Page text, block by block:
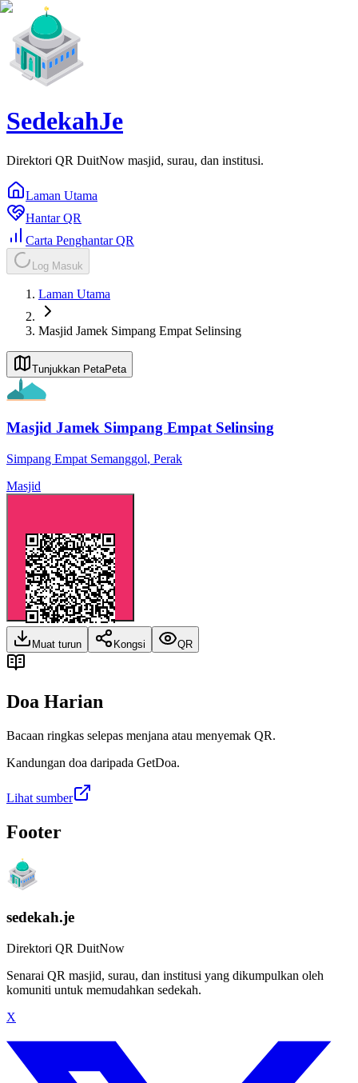
SedekahJe
Direktori QR DuitNow masjid, surau, dan institusi.
Laman Utama
Hantar QR
Carta Penghantar QR
Log Masuk
Laman Utama
Masjid Jamek Simpang Empat Selinsing
Tunjukkan PetaPeta
Masjid Jamek Simpang Empat Selinsing
Simpang Empat Semanggol, Perak
Masjid
Muat turun Kongsi QR
Doa Harian
Bacaan ringkas selepas menjana atau menyemak QR.
Kandungan doa daripada GetDoa.
Lihat sumber
Footer
sedekah.je
Direktori QR DuitNow
Senarai QR masjid, surau, dan institusi yang dikumpulkan oleh
komuniti untuk memudahkan sedekah.
X